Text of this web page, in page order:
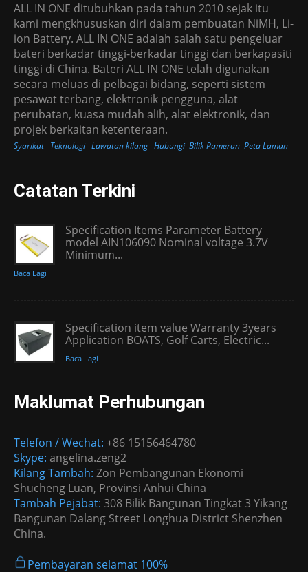
ALL IN ONE ditubuhkan pada tahun 2010 sejak itu
kami mengkhususkan diri dalam pembuatan NiMH, Li-
ion Battery. ALL IN ONE adalah salah satu pengeluar
bateri berkadar tinggi-berkadar tinggi dan berkapasiti
tinggi di China. Bateri ALL IN ONE telah digunakan
secara meluas di pelbagai bidang, seperti sistem
pesawat terbang, elektronik pengguna, alat
perubatan, kuasa mudah alih, alat elektronik, dan
projek berkaitan ketenteraan.
Syarikat Teknologi Lawatan kilang Hubungi Bilik Pameran Peta Laman
Catatan Terkini
Specification Items Parameter Battery
model AIN106090 Nominal voltage 3.7V
Minimum...
Baca Lagi
Specification item value Warranty 3years
Application BOATS, Golf Carts, Electric...
Baca Lagi
Maklumat Perhubungan
Telefon / Wechat: +86 15156464780
Skype: angelina.zeng2
Kilang Tambah: Zon Pembangunan Ekonomi
Shucheng Luan, Provinsi Anhui China
Tambah Pejabat: 308 Bilik Bangunan Tingkat 3 Yikang
Bangunan Dalang Street Longhua District Shenzhen
China.
Pembayaran selamat 100%